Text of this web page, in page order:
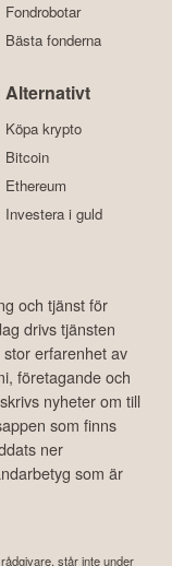
Fondrobotar
Bästa fonderna
Alternativt
Köpa krypto
Bitcoin
Ethereum
Investera i guld
och tjänst för
drivs tjänsten
erfarenhet av
företagande och
nyheter om till
som finns
ner
som är
står inte under